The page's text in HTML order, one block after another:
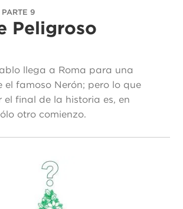
PARTE 9
Peligroso
llega a Roma para una
el famoso Nerón; pero lo que
el final de la historia es, en
otro comienzo.